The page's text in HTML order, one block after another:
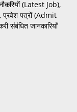
(Latest Job),
प्रवेश पत्रों (Admit
संबंधित जानकारियाँ